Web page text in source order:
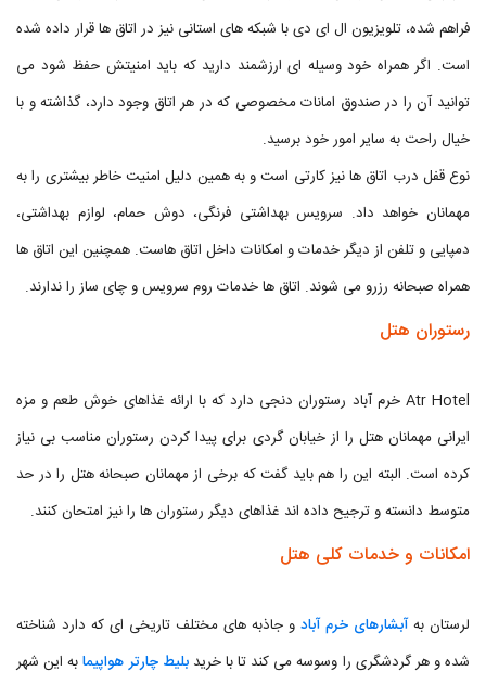
فراهم شده، تلویزیون ال ای دی با شبکه های استانی نیز در اتاق ها قرار داده شده
است. اگر همراه خود وسیله ای ارزشمند دارید که باید امنیتش حفظ شود می
توانید آن را در صندوق امانات مخصوصی که در هر اتاق وجود دارد، گذاشته و با
خیال راحت به سایر امور خود برسید.
نوع قفل درب اتاق ها نیز کارتی است و به همین دلیل امنیت خاطر بیشتری را به
مهمانان خواهد داد. سرویس بهداشتی فرنگی، دوش حمام، لوازم بهداشتی،
دمپایی و تلفن از دیگر خدمات و امکانات داخل اتاق هاست. همچنین این اتاق ها
همراه صبحانه رزرو می شوند. اتاق ها خدمات روم سرویس و چای ساز را ندارند.
رستوران هتل
Atr Hotel خرم آباد رستوران دنجی دارد که با ارائه غذاهای خوش طعم و مزه
ایرانی مهمانان هتل را از خیابان گردی برای پیدا کردن رستوران مناسب بی نیاز
کرده است. البته این را هم باید گفت که برخی از مهمانان صبحانه هتل را در حد
متوسط دانسته و ترجیح داده اند غذاهای دیگر رستوران ها را نیز امتحان کنند.
امکانات و خدمات کلی هتل
لرستان بهآبشارهای خرم آباد و جاذبه های مختلف تاریخی ای که دارد شناخته
شده و هر گردشگری را وسوسه می کند تا با خریدبلیط چارتر هواپیمابه این شهر